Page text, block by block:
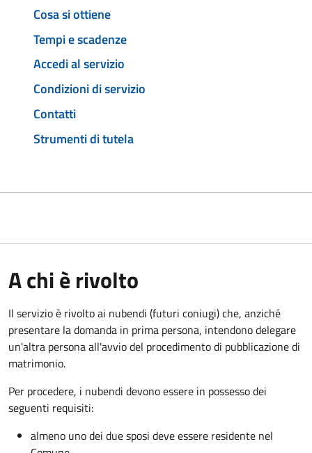
Cosa si ottiene
Tempi e scadenze
Accedi al servizio
Condizioni di servizio
Contatti
Strumenti di tutela
A chi è rivolto
Il servizio è rivolto ai nubendi (futuri coniugi) che, anziché
presentare la domanda in prima persona, intendono delegare
un'altra persona all'avvio del procedimento di pubblicazione di
matrimonio.
Per procedere, i nubendi devono essere in possesso dei
seguenti requisiti:
almeno uno dei due sposi deve essere residente nel